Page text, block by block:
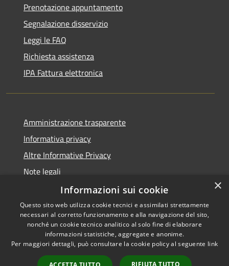
Prenotazione appuntamento
Segnalazione disservizio
Leggi le FAQ
Richiesta assistenza
IPA Fattura elettronica
Amministrazione trasparente
Informativa privacy
Altre Informative Privacy
Note legali
Dichiarazione di accessibilità
RSS
Accessibilità
Copyright © 2026 • Comune di
×
Informazioni sui cookie
Questo sito web utilizza cookie tecnici e assimilati strettamente
necessari al corretto funzionamento e alla navigazione del sito,
nonché un cookie tecnico analitico al solo fine di elaborare
informazioni statistiche, aggregate e anonime.
Per maggiori dettagli, può consultare la cookie policy al seguente link
RIFIUTA TUTTO